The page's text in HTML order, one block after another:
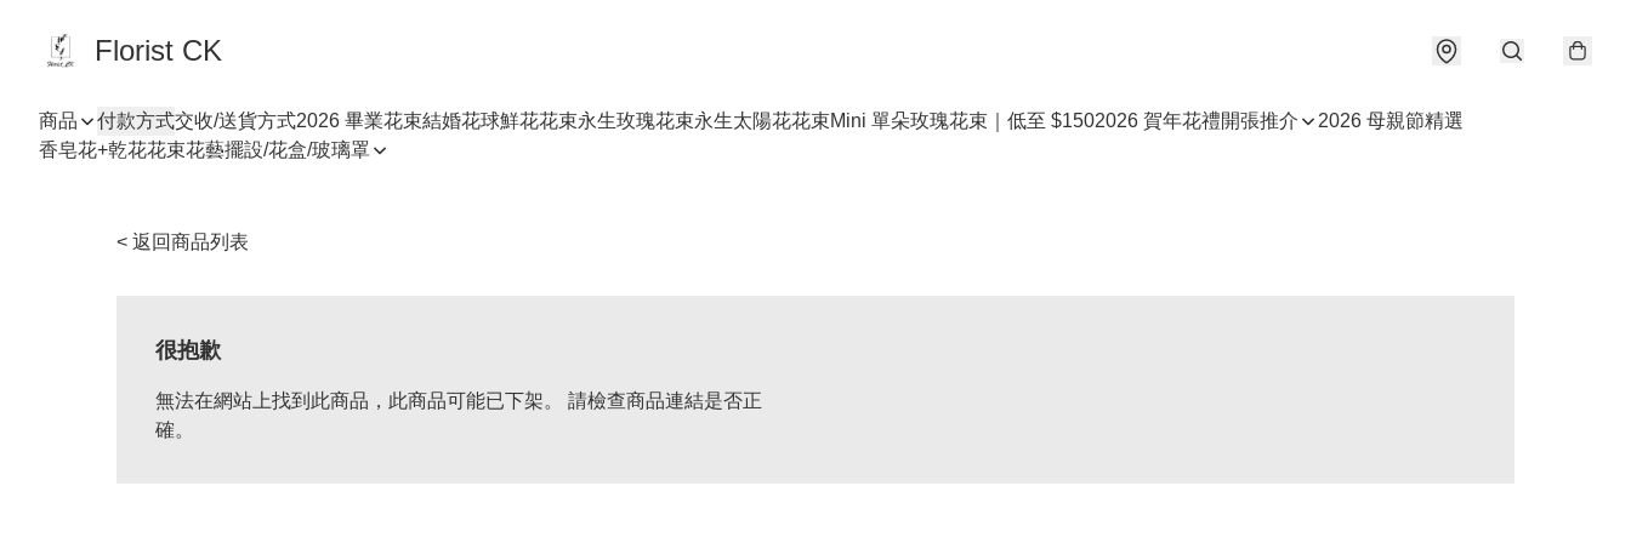
Florist CK
商品 付款方式交收/送貨方式2026 畢業花束結婚花球鮮花花束永生玫瑰花束永生太陽花花束Mini 單朵玫瑰花束｜低至 $1502026 賀年花禮開張推介
2026 母親節精選
香皂花+乾花花束花藝擺設/花盒/玻璃罩
< 返回商品列表
很抱歉
無法在網站上找到此商品，此商品可能已下架。 請檢查商品連結是否正
確。